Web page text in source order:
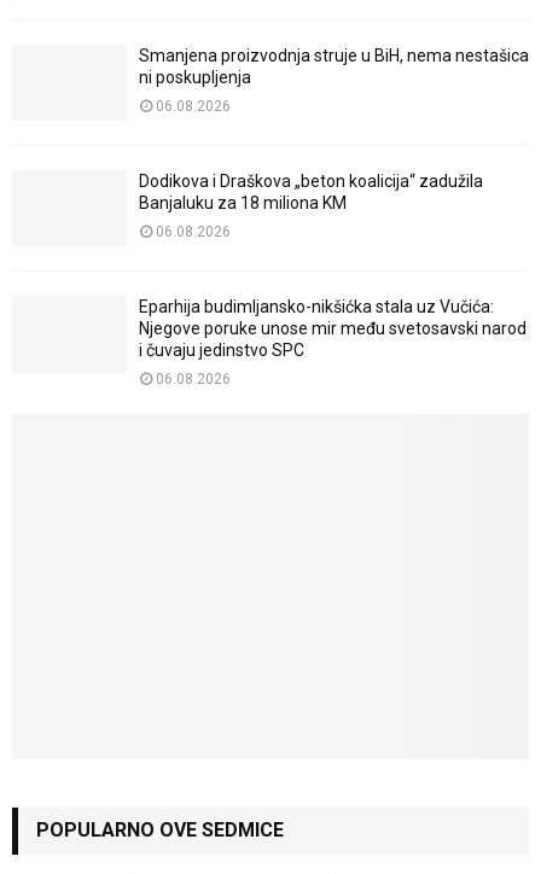
Smanjena proizvodnja struje u BiH, nema nestašica
ni poskupljenja
06.08.2026
Dodikova i Draškova „beton koalicija“ zadužila
Banjaluku za 18 miliona KM
06.08.2026
Eparhija budimljansko-nikšićka stala uz Vučića:
Njegove poruke unose mir među svetosavski narod
i čuvaju jedinstvo SPC
06.08.2026
POPULARNO OVE SEDMICE